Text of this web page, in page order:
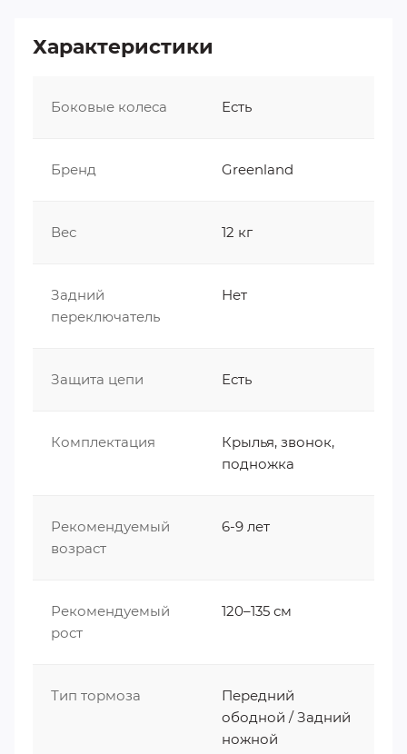
трансмиссия делает велосипед максимально
Теги:Детские велосипеды GREENLAND
Характеристики
Боковые колеса Есть
Бренд Greenland
Вес 12 кг
Задний
переключатель
Нет
Защита цепи Есть
Комплектация
Крылья, звонок,
подножка
Рекомендуемый
возраст
6-9 лет
Рекомендуемый
рост
120–135 см
Тип тормоза
Передний
ободной / Задний
ножной